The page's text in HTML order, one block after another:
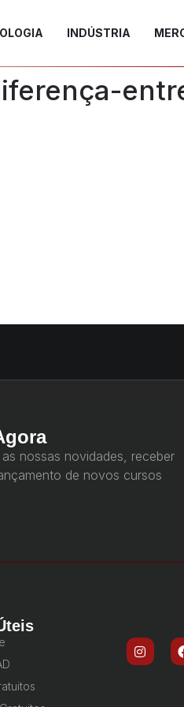
INDÚSTRIA
nossas novidades, receber
de novos cursos